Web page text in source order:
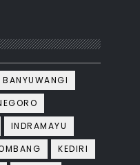
BANYUWANGI
INDRAMAYU
KEDIRI